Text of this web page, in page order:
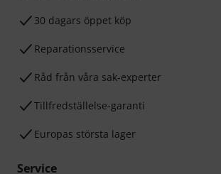
30 dagars öppet köp
Reparationsservice
Råd från våra sak-experter
Tillfredställelse-garanti
Europas största lager
Service